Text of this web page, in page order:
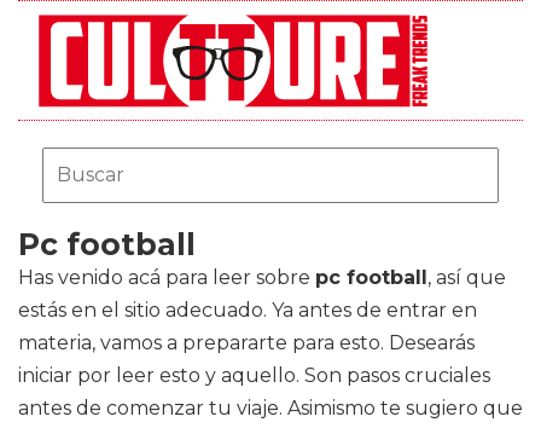
Pc football
Has venido acá para leer sobre pc football, así que
estás en el sitio adecuado. Ya antes de entrar en
materia, vamos a prepararte para esto. Desearás
iniciar por leer esto y aquello. Son pasos cruciales
antes de comenzar tu viaje. Asimismo te sugiero que